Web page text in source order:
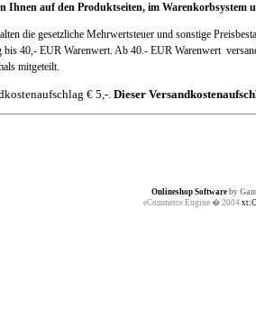
Ihnen auf den Produktseiten, im Warenkorbsystem
die gesetzliche Mehrwertsteuer und sonstige
40,- EUR Warenwert. Ab 40.- EUR Warenwert
mitgeteilt.
€ 5,-.Dieser
Onlineshop Software by
eCommerce Engine � 2004